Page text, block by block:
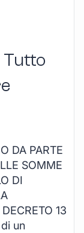
Tutto
DA PARTE
SOMME
DI
13
un